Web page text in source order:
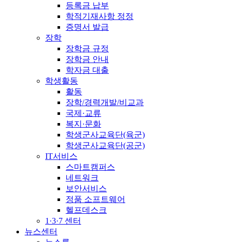
등록금 납부
학적기재사항 정정
증명서 발급
장학
장학금 규정
장학금 안내
학자금 대출
학생활동
활동
장학/경력개발/비교과
국제·교류
복지·문화
학생군사교육단(육군)
학생군사교육단(공군)
IT서비스
스마트캠퍼스
네트워크
보안서비스
정품 소프트웨어
헬프데스크
1·3·7 센터
뉴스센터